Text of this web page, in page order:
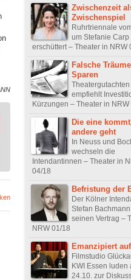
Zwischenzeit
Zwischenspiel
Ruhrtriennale
um Stefanie Carp
erschüttert – Theater in NRW
Falsche
Sparen
empfiehlt
Kürzungen – Theater in NRW
Die eine
andere geht
In Neuss und
wechseln die
Intendantinnen – Theater in
04/18
Befristung der
Der Kölner
Stefan
seinen Vertrag –
NRW 01/18
Emanzipiert
Filmstudio
KWI Essen luden
24.10. zur